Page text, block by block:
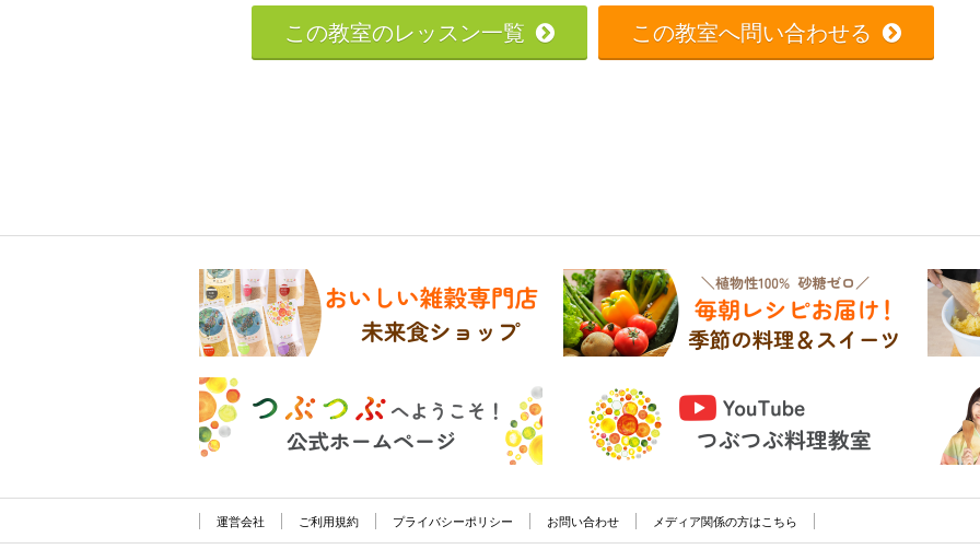
この教室のレッスン一覧 この教室へ問い合わせる
運営会社 ご利用規約 プライバシーポリシー お問い合わせ メディア関係の方はこちら